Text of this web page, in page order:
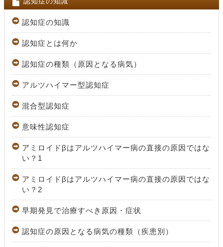
認知症の知識
認知症とは何か
認知症の種類（原因となる病気）
アルツハイマー型認知症
混合型認知症
意味性認知症
アミロイドβはアルツハイマー病の直接の原因ではな
い？1
アミロイドβはアルツハイマー病の直接の原因ではな
い？2
早期発見で治療すべき原因・症状
認知症の原因となる病気の種類（疾患別）